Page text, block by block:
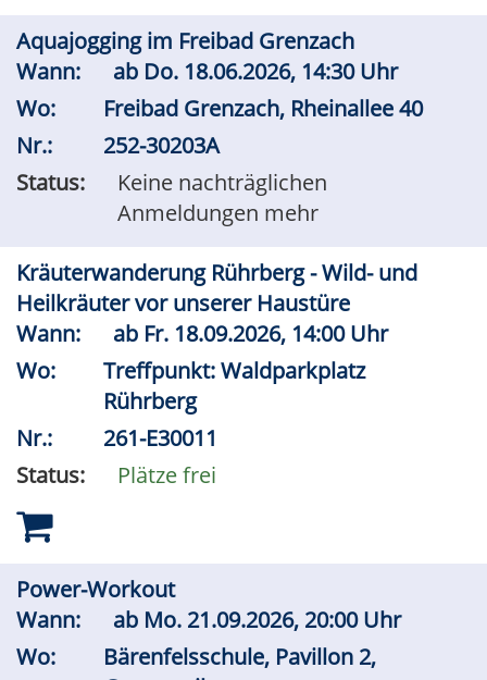
Aquajogging im Freibad Grenzach
Wann:
ab Do. 18.06.2026, 14:30 Uhr
Wo:
Freibad Grenzach, Rheinallee 40
Nr.:
252-30203A
Status:
Keine nachträglichen
Anmeldungen mehr
Kräuterwanderung Rührberg - Wild- und
Heilkräuter vor unserer Haustüre
Wann:
ab Fr. 18.09.2026, 14:00 Uhr
Wo:
Treffpunkt: Waldparkplatz
Rührberg
Nr.:
261-E30011
Status:
Plätze frei
Power-Workout
Wann:
ab Mo. 21.09.2026, 20:00 Uhr
Wo:
Bärenfelsschule, Pavillon 2,